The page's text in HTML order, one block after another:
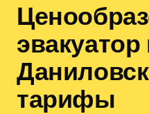
эвакуатор
тарифы